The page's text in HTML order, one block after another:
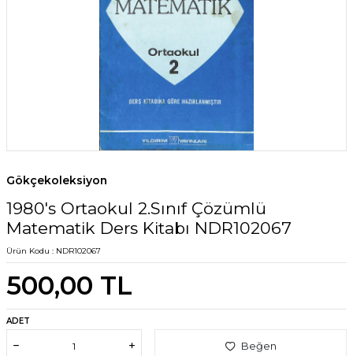
Gökçekoleksiyon
1980's Ortaokul 2.Sınıf Çözümlü
Matematik Ders Kitabı NDR102067
Ürün Kodu : NDR102067
500,00 TL
ADET
Beğen